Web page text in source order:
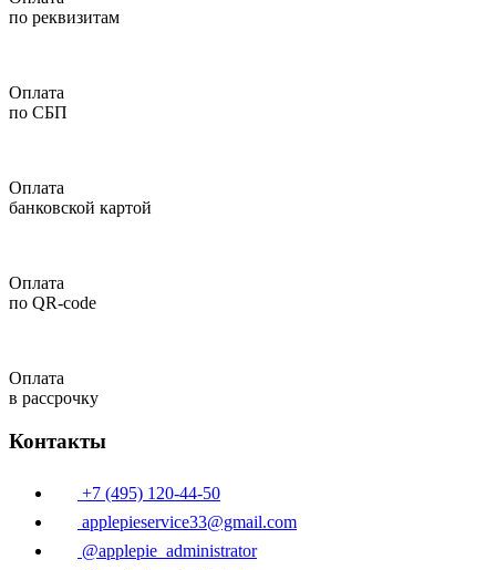
по реквизитам
Оплата
по СБП
Оплата
банковской картой
Оплата
по QR-code
Оплата
в рассрочку
Контакты
+7 (495) 120-44-50
applepieservice33@gmail.com
@applepie_administrator